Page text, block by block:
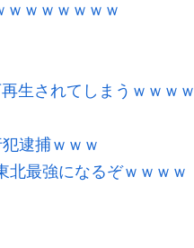
ｗｗｗｗｗｗｗ
生されてしまうｗｗｗｗ
逮捕ｗｗｗ
北最強になるぞｗｗｗｗ